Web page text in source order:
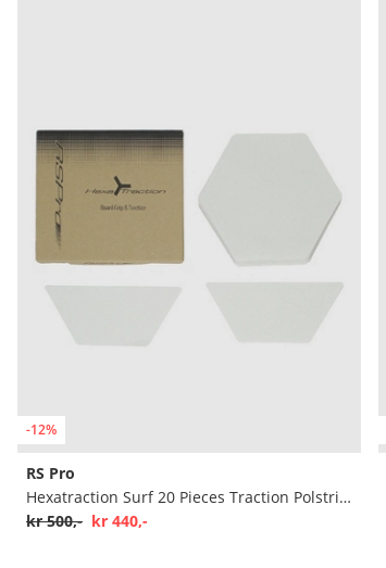
-12%
RS Pro
Hexatraction Surf 20 Pieces Traction Polstring
kr 500,- kr 440,-